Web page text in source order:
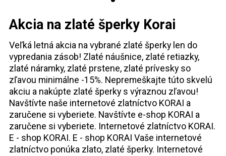
Akcia na zlaté šperky Korai
Veľká letná akcia na vybrané zlaté šperky len do
vypredania zásob! Zlaté náušnice, zlaté retiazky,
zlaté náramky, zlaté prstene, zlaté prívesky so
zľavou minimálne -15%. Nepremeškajte túto skvelú
akciu a nakúpte zlaté šperky s výraznou zľavou!
Navštívte naše internetové zlatníctvo KORAI a
zaručene si vyberiete. Navštívte e-shop KORAI a
zaručene si vyberiete. Internetové zlatníctvo KORAI.
E - shop KORAI. E - shop KORAI Vaše internetové
zlatníctvo ponúka zlato, zlaté šperky. Internetové